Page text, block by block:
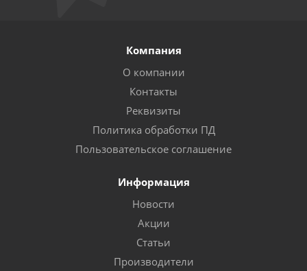
Компания
О компании
Контакты
Реквизиты
Политика обработки ПД
Пользовательское соглашение
Информация
Новости
Акции
Статьи
Производители